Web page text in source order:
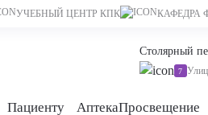
УЧЕБНЫЙ ЦЕНТР КПК КАФЕДРА
Столярный
7
Пациенту АптекаПросвещение